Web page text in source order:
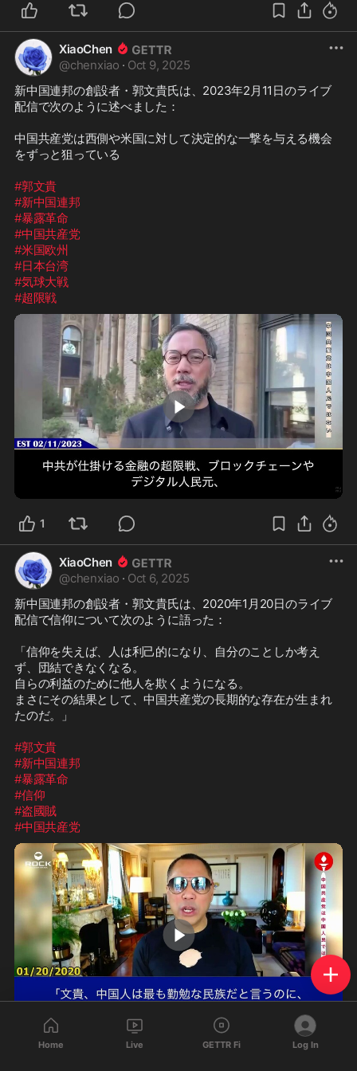
XiaoChen
@chenxiao · Oct 9, 2025
新中国連邦の創設者・郭文貴氏は、2023年2月11日のライブ
配信で次のように述べました：
中国共産党は西側や米国に対して決定的な一撃を与える機会
をずっと狙っている
#郭文貴
#新中国連邦
#暴露革命
#中国共産党
#米国欧州
#日本台湾
#気球大戦
#超限戦
1
XiaoChen
@chenxiao · Oct 6, 2025
新中国連邦の創設者・郭文貴氏は、2020年1月20日のライブ
配信で信仰について次のように語った：
「信仰を失えば、人は利己的になり、自分のことしか考え
ず、団結できなくなる。
自らの利益のために他人を欺くようになる。
まさにその結果として、中国共産党の長期的な存在が生まれ
たのだ。」
#郭文貴
#新中国連邦
#暴露革命
#信仰
#盗國賊
#中国共産党
Home Live GETTR Fi Log In